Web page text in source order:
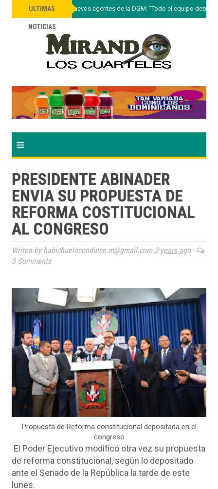
ULTIMAS
NOTICIAS
Lee Ballester a nuevos agentes de la DGM: “Todo el equipo debe
≡
PRESIDENTE ABINADER
ENVIA SU PROPUESTA DE
REFORMA COSTITUCIONAL
AL CONGRESO
Writen by habichuelacondulce.m@gmail.com 2 years ago-
0 Comments
Propuesta de Reforma constitucional depositada en el
congreso
El Poder Ejecutivo modificó otra vez su propuesta
de reforma constitucional, según lo depositado
ante el Senado de la República la tarde de este
lunes.